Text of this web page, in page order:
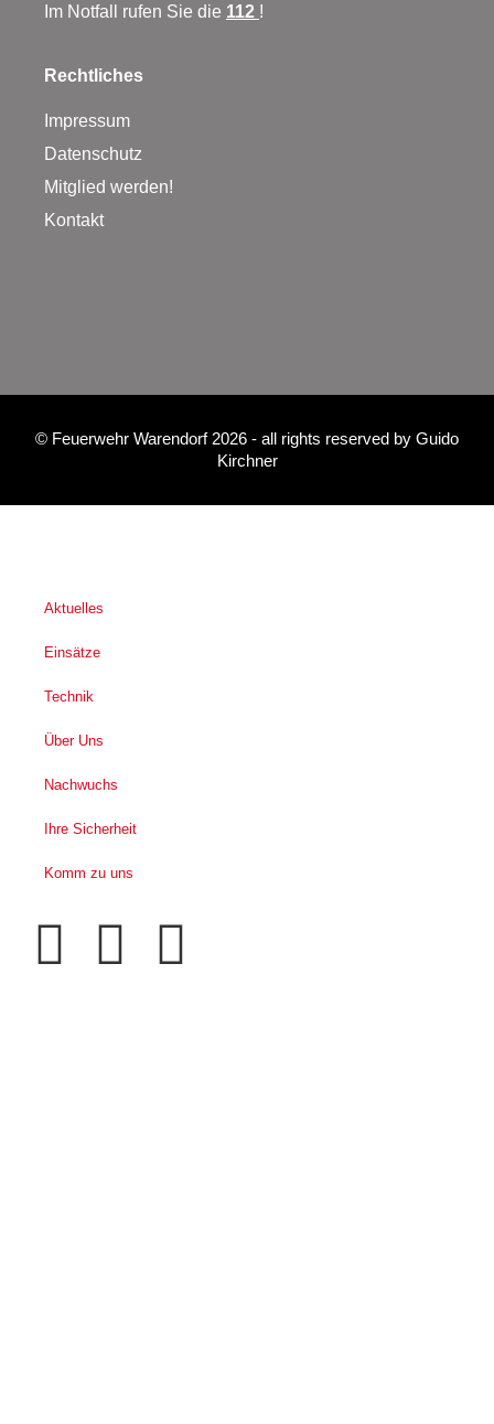
Im Notfall rufen Sie die 112 !
Rechtliches
Impressum
Datenschutz
Mitglied werden!
Kontakt
© Feuerwehr Warendorf 2026 - all rights reserved by Guido
Kirchner
Aktuelles
Einsätze
Technik
Über Uns
Nachwuchs
Ihre Sicherheit
Komm zu uns